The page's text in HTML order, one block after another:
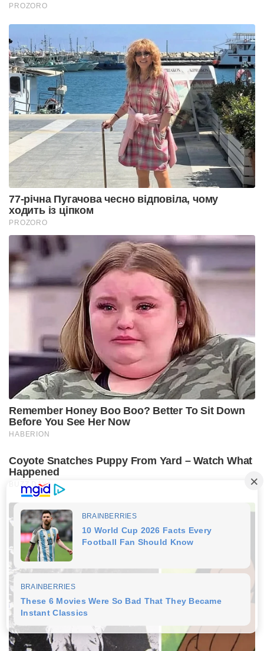
PROZORO
77-річна Пугачова чесно відповіла, чому
ходить із ціпком
PROZORO
Remember Honey Boo Boo? Better To Sit Down
Before You See Her Now
HABERION
Coyote Snatches Puppy From Yard – Watch What
Happened
BUZZ DAY